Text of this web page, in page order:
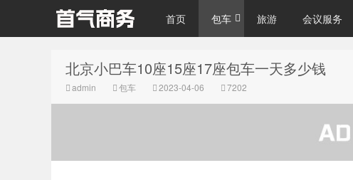
北京包车 旅游
首页 包车 旅游 会议服务
北京小巴车10座15座17座包车一天多少钱
admin 包车 2023-04-06 7202